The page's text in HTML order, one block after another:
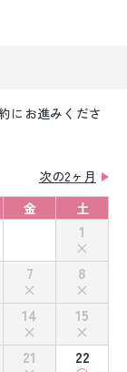
にお進みくださ
次の2ヶ月
金 土
1
7
8
14
15
21
22